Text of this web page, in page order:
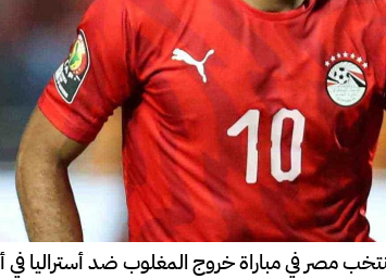
في مباراة خروج المغلوب ضد أستراليا في